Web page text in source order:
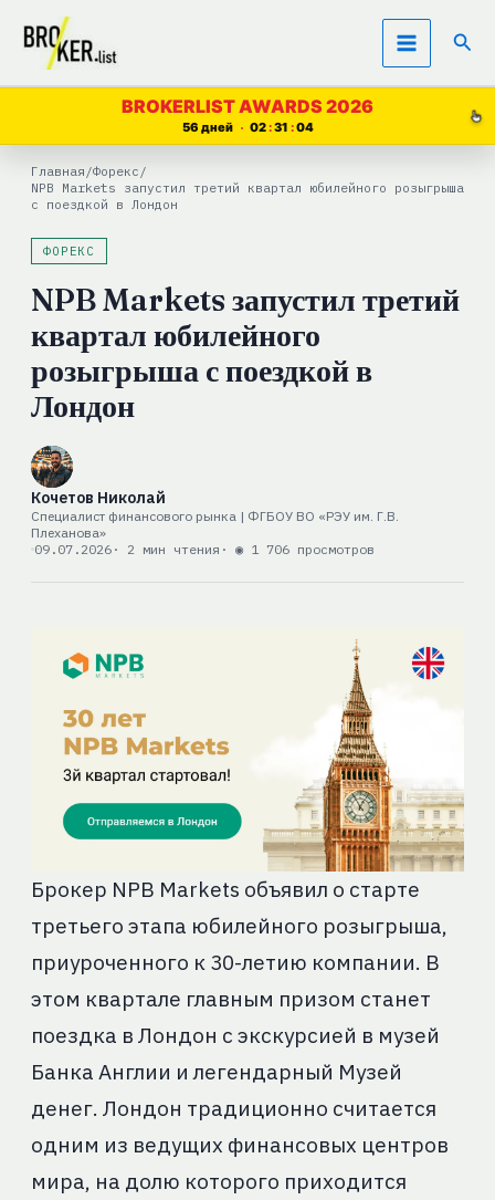
Перейти
содержимому
BROKERLIST AWARDS 2026
56 дней 02 31 03
Главная /Форекс /
NPB Markets запустил третий квартал юбилейного розыгрыша
с поездкой в Лондон
ФОРЕКС
NPB Markets запустил третий
квартал юбилейного
розыгрыша с поездкой в
Лондон
Кочетов Николай
Специалист финансового рынка | ФГБОУ ВО «РЭУ им. Г.В.
Плеханова»
09.07.2026· 2 мин чтения · ◉ 1 706 просмотров
Брокер NPB Markets объявил о старте
третьего этапа юбилейного розыгрыша,
приуроченного к 30-летию компании. В
этом квартале главным призом станет
поездка в Лондон с экскурсией в музей
Банка Англии и легендарный Музей
денег. Лондон традиционно считается
одним из ведущих финансовых центров
мира, на долю которого приходится